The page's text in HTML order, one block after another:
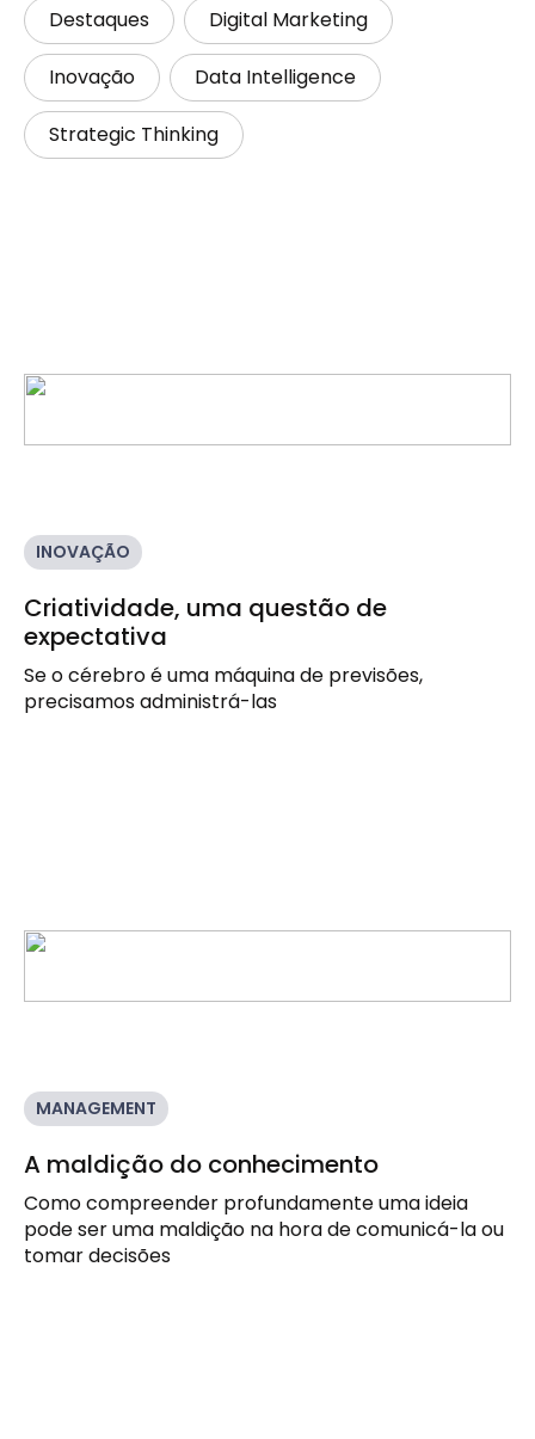
Destaques Digital Marketing
Inovação Data Intelligence
Strategic Thinking
INOVAÇÃO
Criatividade, uma questão de
expectativa
Se o cérebro é uma máquina de previsões,
precisamos administrá-las
MANAGEMENT
A maldição do conhecimento
Como compreender profundamente uma ideia
pode ser uma maldição na hora de comunicá-la ou
tomar decisões